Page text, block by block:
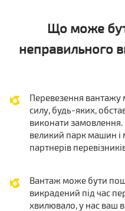
Що може
неправильного
Перевезення вантажу
силу, будь-яких,
виконати замовлення.
великий парк машин і
партнерів
Вантаж може бути
викрадений під час
хвилювало, у нас ваш